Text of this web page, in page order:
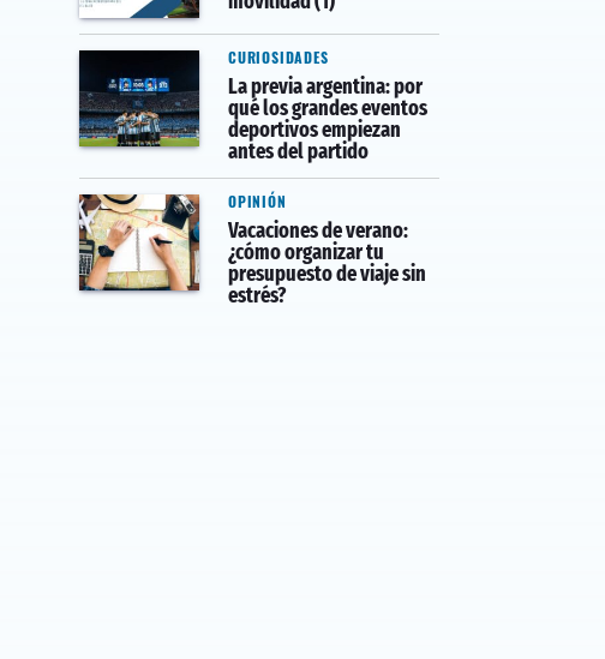
CURIOSIDADES
La previa argentina: por
qué los grandes eventos
deportivos empiezan
antes del partido
OPINIÓN
Vacaciones de verano:
¿cómo organizar tu
presupuesto de viaje sin
estrés?